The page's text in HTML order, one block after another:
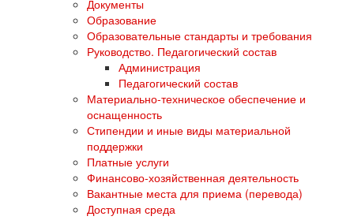
Документы
Образование
Образовательные стандарты и требования
Руководство. Педагогический состав
Администрация
Педагогический состав
Материально-техническое обеспечение и
оснащенность
Стипендии и иные виды материальной
поддержки
Платные услуги
Финансово-хозяйственная деятельность
Вакантные места для приема (перевода)
Доступная среда